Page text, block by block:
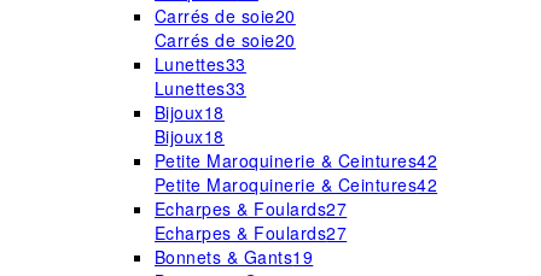
Carrés de soie20
Carrés de soie20
Lunettes33
Lunettes33
Bijoux18
Bijoux18
Petite Maroquinerie & Ceintures42
Petite Maroquinerie & Ceintures42
Echarpes & Foulards27
Echarpes & Foulards27
Bonnets & Gants19